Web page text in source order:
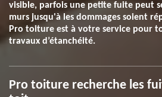
visible, parfois une petite fuite peut
murs jusqu'à les dommages soient
Pro toiture est à votre service pour
travaux d’étanchéité.
Pro toiture recherche les